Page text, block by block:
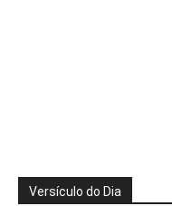
Versículo do Dia